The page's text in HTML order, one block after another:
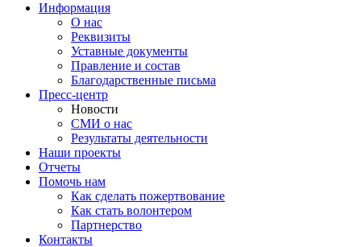
Информация
О нас
Реквизиты
Уставные документы
Правление и состав
Благодарственные письма
Пресс-центр
Новости
СМИ о нас
Результаты деятельности
Наши проекты
Отчеты
Помочь нам
Как сделать пожертвование
Как стать волонтером
Партнерство
Контакты